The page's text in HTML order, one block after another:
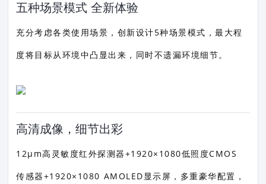
五种场景模式 全新体验
充分考虑各类使用场景，创新设计5种场景模式，最大程
度将目标从环境中凸显出来，同时不遗漏环境细节。
高清成像，细节出彩
12μm高灵敏度红外探测器+1920×1080低照度CMOS
传感器+1920×1080 AMOLED显示屏，多重豪华配置，